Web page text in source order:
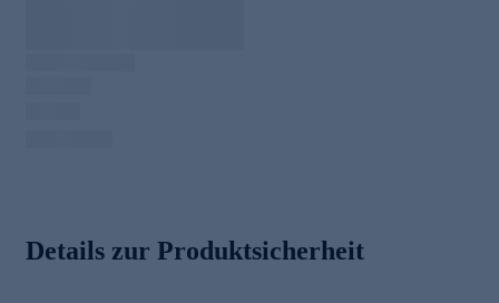
Details zur Produktsicherheit